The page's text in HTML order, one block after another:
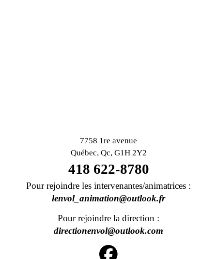
7758 1re avenue
Québec, Qc, G1H 2Y2
418 622-8780
Pour rejoindre les intervenantes/animatrices :
lenvol_animation@outlook.fr
Pour rejoindre la direction :
directionenvol@outlook.com